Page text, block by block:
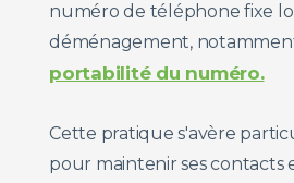
numéro de téléphone fixe
déménagement,
portabilité du numéro.
Cette pratique s'avère
pour maintenir ses contacts